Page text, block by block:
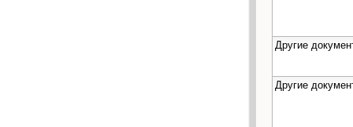
Другие
Другие